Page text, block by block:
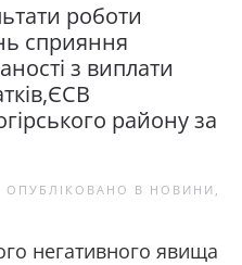
роботи
сприяння
з виплати
району за
ОПУБЛІКОВАНО В НОВИНИ ,
негативного явища